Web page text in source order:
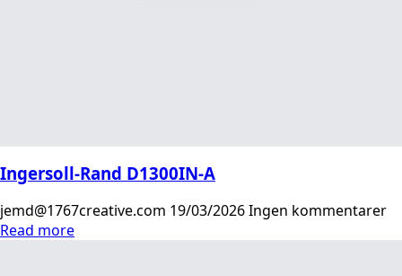
Ingersoll-Rand D1300IN-A
jemd@1767creative.com 19/03/2026Ingen kommentarer
Read more